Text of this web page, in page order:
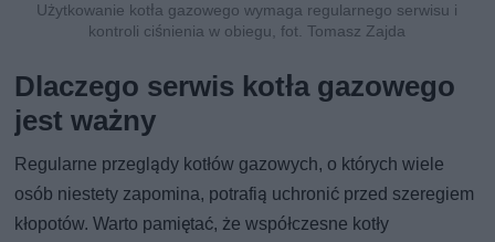
Użytkowanie kotła gazowego wymaga regularnego serwisu i
kontroli ciśnienia w obiegu, fot. Tomasz Zajda
Dlaczego serwis kotła gazowego
jest ważny
Regularne przeglądy kotłów gazowych, o których wiele
osób niestety zapomina, potrafią uchronić przed szeregiem
kłopotów. Warto pamiętać, że współczesne kotły